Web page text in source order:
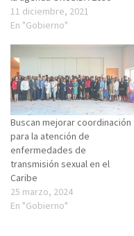
11 diciembre, 2021
En "Gobierno"
Buscan mejorar coordinación
para la atención de
enfermedades de
transmisión sexual en el
Caribe
25 marzo, 2024
En "Gobierno"